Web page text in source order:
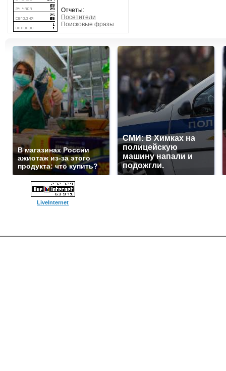
Отчеты:
Посетители
Поисковые фразы
В магазинах России
ажиотаж из-за этого
продукта: что купить?
СМИ: В Химках на
полицейскую
машину напали и
подожгли.
LiveInternet